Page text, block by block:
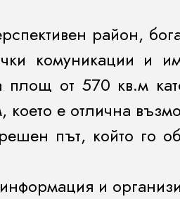
район,
комуникации и
от 570 кв.м
което е отлична
път, който го
и